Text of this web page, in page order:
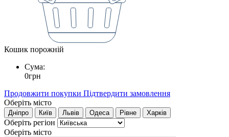
Кошик порожній
Сума:
0грн
Продовжити покупки Підтвердити замовлення
Оберіть місто
Дніпро Київ Львів Одеса Рівне Харків
Оберіть регіон
Оберіть місто